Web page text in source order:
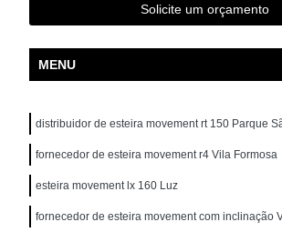
Solicite um orçamento
MENU
distribuidor de esteira movement rt 150 Parque
fornecedor de esteira movement r4 Vila Formosa
esteira movement lx 160 Luz
fornecedor de esteira movement com inclinação